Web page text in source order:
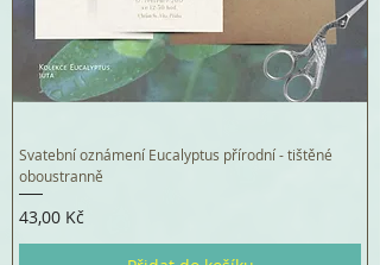
Svatební oznámení Eucalyptus přírodní - tištěné
oboustranně
Cena
43,00 Kč